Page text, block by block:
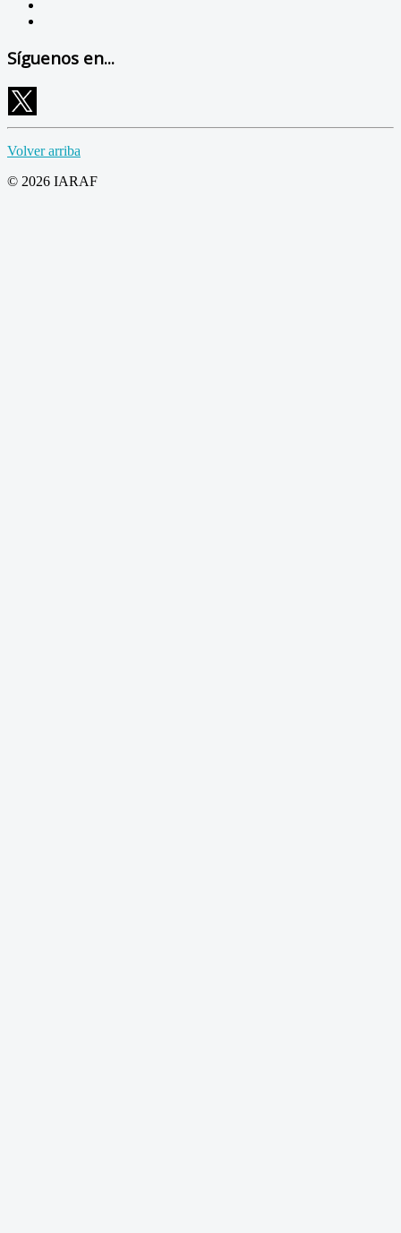
Síguenos en...
Volver arriba
© 2026 IARAF